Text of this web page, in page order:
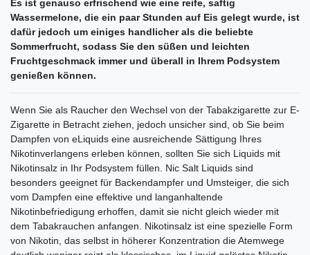
Es ist genauso erfrischend wie eine reife, saftig
Wassermelone, die ein paar Stunden auf Eis gelegt wurde, ist
dafür jedoch um einiges handlicher als die beliebte
Sommerfrucht, sodass Sie den süßen und leichten
Fruchtgeschmack immer und überall in Ihrem Podsystem
genießen können.
Wenn Sie als Raucher den Wechsel von der Tabakzigarette zur E-
Zigarette in Betracht ziehen, jedoch unsicher sind, ob Sie beim
Dampfen von eLiquids eine ausreichende Sättigung Ihres
Nikotinverlangens erleben können, sollten Sie sich Liquids mit
Nikotinsalz in Ihr Podsystem füllen. Nic Salt Liquids sind
besonders geeignet für Backendampfer und Umsteiger, die sich
vom Dampfen eine effektive und langanhaltende
Nikotinbefriedigung erhoffen, damit sie nicht gleich wieder mit
dem Tabakrauchen anfangen. Nikotinsalz ist eine spezielle Form
von Nikotin, das selbst in höherer Konzentration die Atemwege